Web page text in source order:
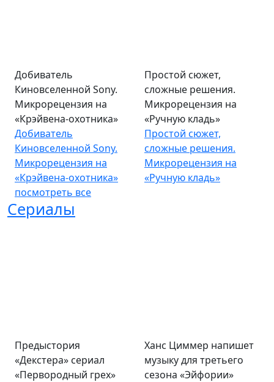
Добиватель
Киновселенной Sony.
Микрорецензия на
«Крэйвена-охотника»
Добиватель
Киновселенной Sony.
Микрорецензия на
«Крэйвена-охотника»
Простой сюжет,
сложные решения.
Микрорецензия на
«Ручную кладь»
Простой сюжет,
сложные решения.
Микрорецензия на
«Ручную кладь»
посмотреть все
Сериалы
Предыстория
«Декстера» сериал
«Первородный грех»
Ханс Циммер напишет
музыку для третьего
сезона «Эйфории»